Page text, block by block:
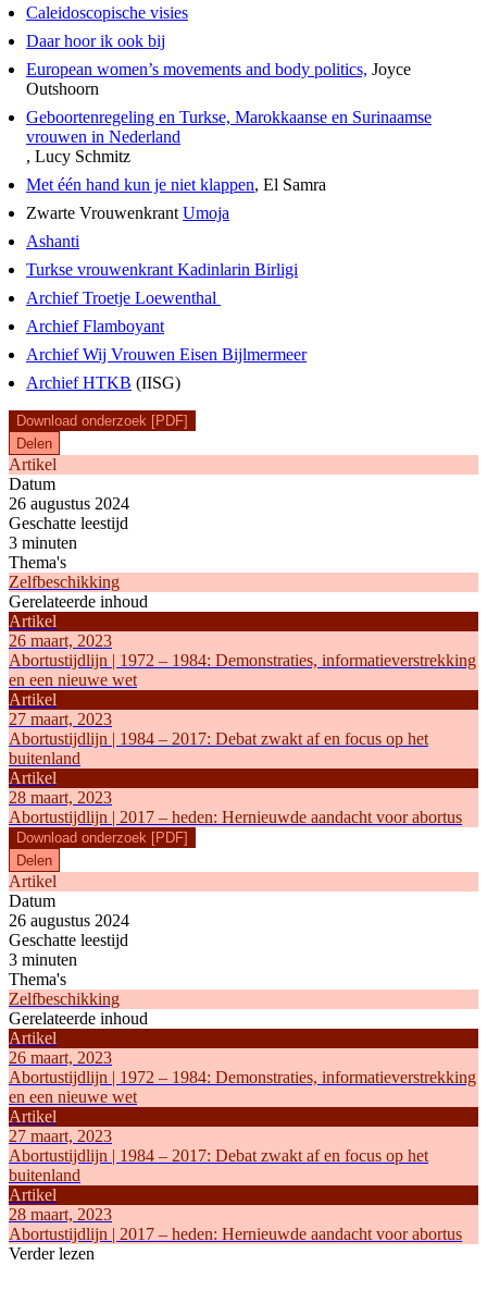
Caleidoscopische visies
Daar hoor ik ook bij
European women’s movements and body politics, Joyce
Outshoorn
Geboortenregeling en Turkse, Marokkaanse en Surinaamse
vrouwen in Nederland
, Lucy Schmitz
Met één hand kun je niet klappen, El Samra
Zwarte Vrouwenkrant Umoja
Ashanti
Turkse vrouwenkrant Kadinlarin Birligi
Archief Troetje Loewenthal
Archief Flamboyant
Archief Wij Vrouwen Eisen Bijlmermeer
Archief HTKB (IISG)
Download onderzoek [PDF]
Delen
Artikel
Datum
26 augustus 2024
Geschatte leestijd
3 minuten
Thema's
Zelfbeschikking
Gerelateerde inhoud
Artikel
26 maart, 2023
Abortustijdlijn | 1972 – 1984: Demonstraties, informatieverstrekking
en een nieuwe wet
Artikel
27 maart, 2023
Abortustijdlijn | 1984 – 2017: Debat zwakt af en focus op het
buitenland
Artikel
28 maart, 2023
Abortustijdlijn | 2017 – heden: Hernieuwde aandacht voor abortus
Download onderzoek [PDF]
Delen
Artikel
Datum
26 augustus 2024
Geschatte leestijd
3 minuten
Thema's
Zelfbeschikking
Gerelateerde inhoud
Artikel
26 maart, 2023
Abortustijdlijn | 1972 – 1984: Demonstraties, informatieverstrekking
en een nieuwe wet
Artikel
27 maart, 2023
Abortustijdlijn | 1984 – 2017: Debat zwakt af en focus op het
buitenland
Artikel
28 maart, 2023
Abortustijdlijn | 2017 – heden: Hernieuwde aandacht voor abortus
Verder lezen